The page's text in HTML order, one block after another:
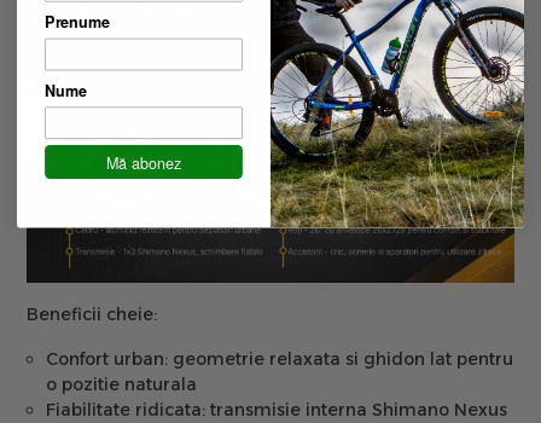
Beneficii cheie:
Confort urban: geometrie relaxata si ghidon lat pentru
o pozitie naturala
Fiabilitate ridicata: transmisie interna Shimano Nexus
Prenume
Nume
Mă abonez